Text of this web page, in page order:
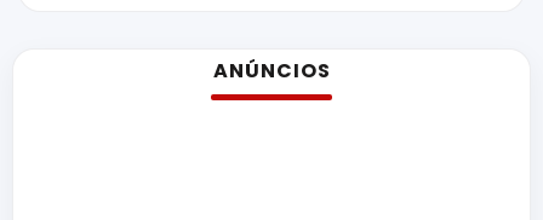
ANÚNCIOS